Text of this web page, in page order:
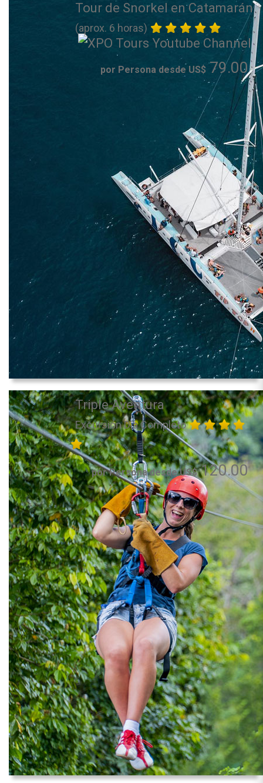
Tour de Snorkel en Catamarán
(aprox. 6 horas)
por Persona desde US$ 79.00
Triple Aventura
Excursión Día Completo
por Persona desde US$120.00